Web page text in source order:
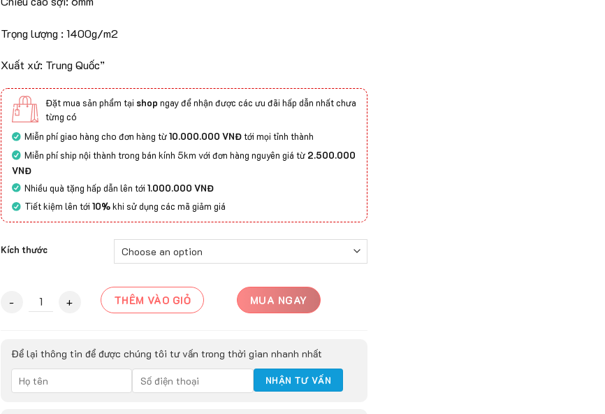
Trọng lượng : 1400g/m2
Xuất xứ: Trung Quốc”
Đặt mua sản phẩm tại shop ngay để nhận được các ưu đãi hấp dẫn nhất chưa
từng có
Miễn phí giao hàng cho đơn hàng từ10.000.000 VNĐtới mọi tỉnh thành
Miễn phí ship nội thành trong bán kính 5km với đơn hàng nguyên giá từ 2.500.000
VNĐ
Nhiều quà tặng hấp dẫn lên tới 1.000.000 VNĐ
Tiết kiệm lên tới 10%khi sử dụng các mã giảm giá
Kích thước
Thảm Trải Sàn Cao Cấp Kanas B3 quantity
THÊM VÀO GIỎ MUA NGAY
Để lại thông tin để được chúng tôi tư vấn trong thời gian nhanh nhất